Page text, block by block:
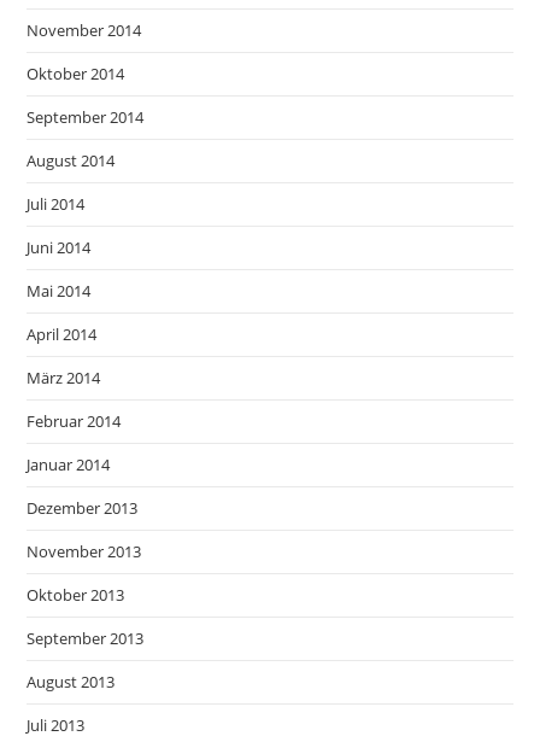
November 2014
Oktober 2014
September 2014
August 2014
Juli 2014
Juni 2014
Mai 2014
April 2014
März 2014
Februar 2014
Januar 2014
Dezember 2013
November 2013
Oktober 2013
September 2013
August 2013
Juli 2013